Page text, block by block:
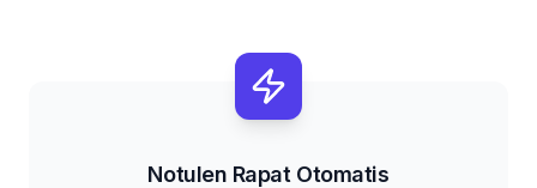
Notulen Rapat Otomatis